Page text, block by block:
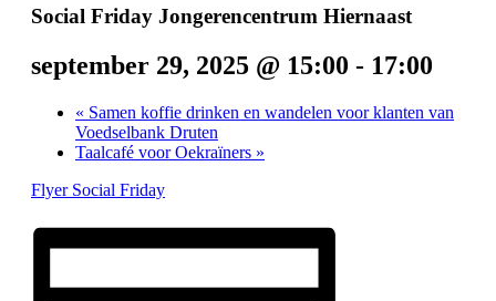
Social Friday Jongerencentrum Hiernaast
september 29, 2025 @ 15:00 - 17:00
« Samen koffie drinken en wandelen voor klanten van
Voedselbank Druten
Taalcafé voor Oekraïners »
Flyer Social Friday